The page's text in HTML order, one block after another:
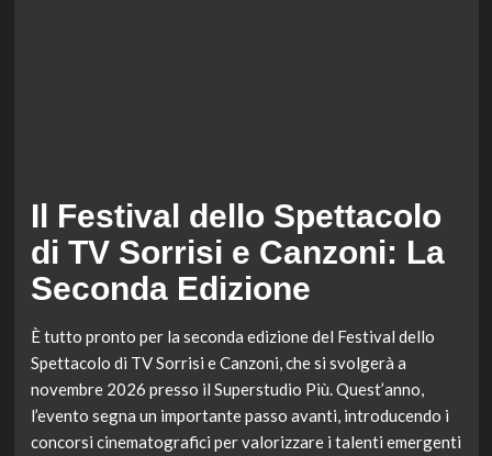
Il Festival dello Spettacolo
di TV Sorrisi e Canzoni: La
Seconda Edizione
È tutto pronto per la seconda edizione del Festival dello
Spettacolo di TV Sorrisi e Canzoni, che si svolgerà a
novembre 2026 presso il Superstudio Più. Quest’anno,
l’evento segna un importante passo avanti, introducendo i
concorsi cinematografici per valorizzare i talenti emergenti